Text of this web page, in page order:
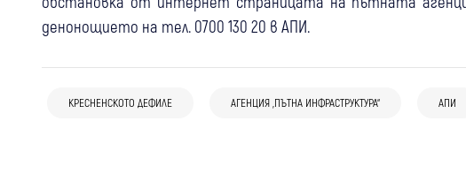
денонощието на тел. 0700 130 20 в АПИ.
КРЕСНЕНСКОТО ДЕФИЛЕ АГЕНЦИЯ „ПЪТНА ИНФРАСТРУКТУРА“ АПИ
Благоевград
От 16:00 ч. днес: Спират камионите по
Кресненското дефиле
към София, но към Бургас чакането
България 03 авг
Жегите спират тежкотоварния
“Тракия“, “Хемус“, “Марица“ и “Европа“,